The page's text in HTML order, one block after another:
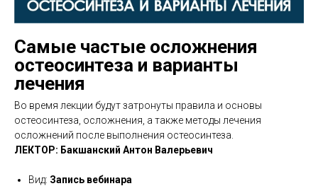
Самые частые осложнения
остеосинтеза и варианты
лечения
Во время лекции будут затронуты правила и основы
остеосинтеза, осложнения, а также методы лечения
осложнений после выполнения остеосинтеза.
ЛЕКТОР: Бакшанский Антон Валерьевич
Вид: Запись вебинара